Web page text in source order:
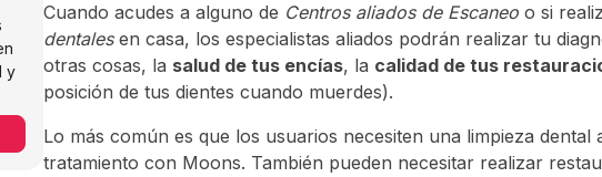
y
Cuando acudes a alguno de Centros aliados de Escaneo o si
dentalesen casa, los especialistas aliados podrán realizar tu
otras cosas, la salud de tus encías, la calidad de tus
posición de tus dientes cuando muerdes).
Lo más común es que los usuarios necesiten una limpieza dental
tratamiento con Moons. También pueden necesitar realizar